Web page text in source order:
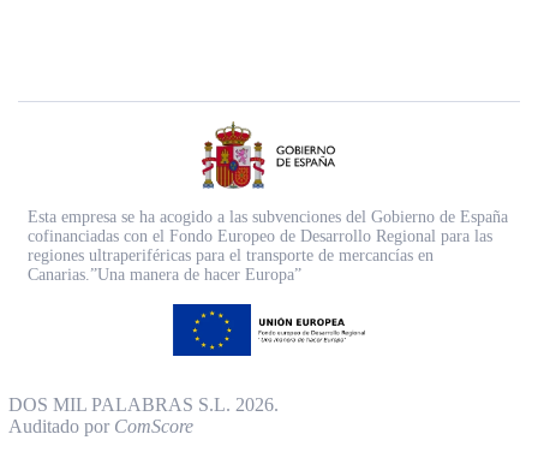
Esta empresa se ha acogido a las subvenciones del Gobierno de España
cofinanciadas con el Fondo Europeo de Desarrollo Regional para las
regiones ultraperiféricas para el transporte de mercancías en
Canarias.”Una manera de hacer Europa”
DOS MIL PALABRAS S.L. 2026.
Auditado por ComScore